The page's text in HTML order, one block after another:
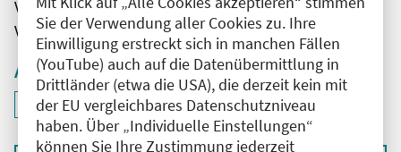
Sie der Verwendung aller Cookies zu. Ihre
Einwilligung erstreckt sich in manchen Fällen
(YouTube) auch auf die Datenübermittlung in
Drittländer (etwa die USA), die derzeit kein mit
der EU vergleichbares Datenschutzniveau
haben. Über „Individuelle Einstellungen“
können Sie Ihre Zustimmung jederzeit
Verantwortung für den Inhalt, die Haftung obliegt dem
Veranstalter.
Aktive Filter
Filter
ID: ANT-2601700
deaktivieren und Suchergebnisse neu laden